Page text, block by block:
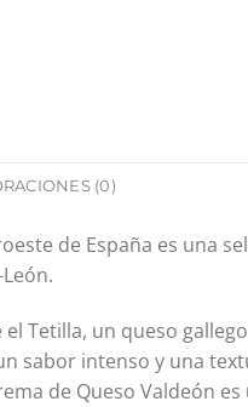
(0)
de España es una
el Tetilla, un queso
sabor intenso y una
de Queso Valdeón